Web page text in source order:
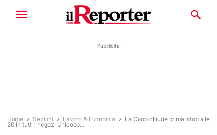
- Pubblicità -
Home Sezioni Lavoro & Economia
La Coop chiude prima: stop alle
20 in tutti i negozi Unicoop...